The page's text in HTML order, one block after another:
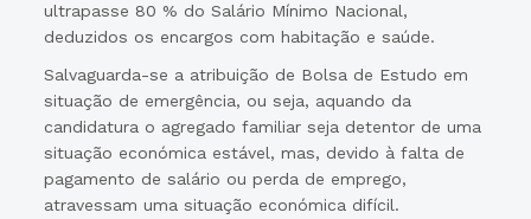
ultrapasse 80 % do Salário Mínimo Nacional,
deduzidos os encargos com habitação e saúde.
Salvaguarda-se a atribuição de Bolsa de Estudo em
situação de emergência, ou seja, aquando da
candidatura o agregado familiar seja detentor de uma
situação económica estável, mas, devido à falta de
pagamento de salário ou perda de emprego,
atravessam uma situação económica difícil.